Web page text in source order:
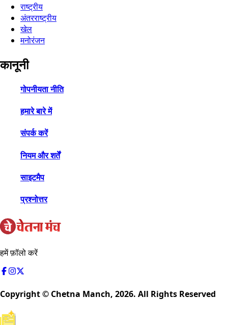
राष्ट्रीय
अंतरराष्ट्रीय
खेल
मनोरंजन
कानूनी
गोपनीयता नीति
हमारे बारे में
संपर्क करें
नियम और शर्तें
साइटमैप
प्रश्नोत्तर
हमें फ़ॉलो करें
Copyright © Chetna Manch, 2026. All Rights Reserved